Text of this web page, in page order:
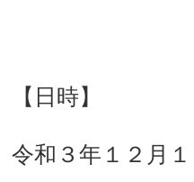
【日時】
令和３年１２月